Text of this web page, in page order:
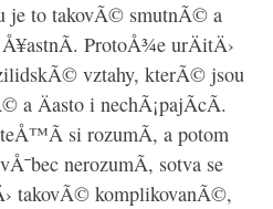
je to takovÃ© smutnÃ© a
ProtoÅ¾e urÄitÄ›
vztahy, kterÃ© jsou
a Äasto i nechÃ¡pajÃ­cÃ­.
si rozumÃ­, a potom
nerozumÃ­, sotva se
takovÃ© komplikovanÃ©,